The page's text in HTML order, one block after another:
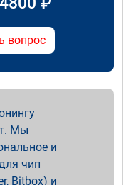
вопрос
Мы
и
чип
Bitbox) и